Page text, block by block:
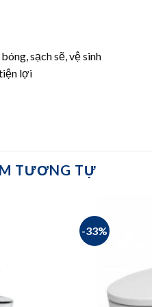
sạch sẽ, vệ sinh
lợi
TƯƠNG TỰ
-33%